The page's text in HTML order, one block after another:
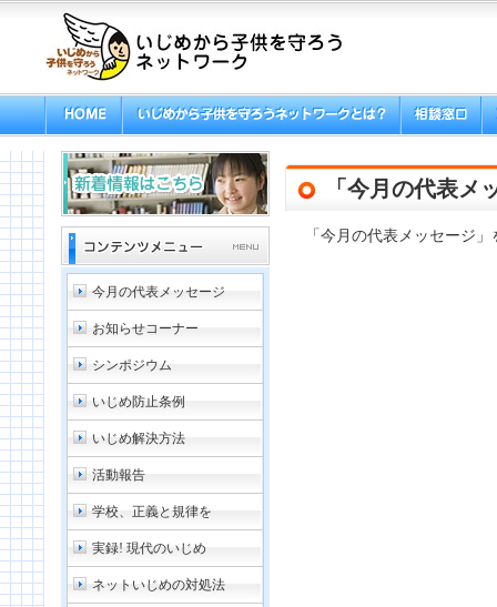
今月の代表メッセージ
お知らせコーナー
シンポジウム
いじめ防止条例
いじめ解決方法
活動報告
学校、正義と規律を
実録! 現代のいじめ
ネットいじめの対処法
「今月の代表メ
「今月の代表メッセージ